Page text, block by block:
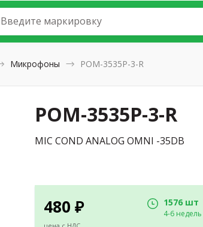
Введите маркировку
Микрофоны POM-3535P-3-R
POM-3535P-3-R
MIC COND ANALOG OMNI -35DB
480 ₽ 1576 шт
4-6 недель